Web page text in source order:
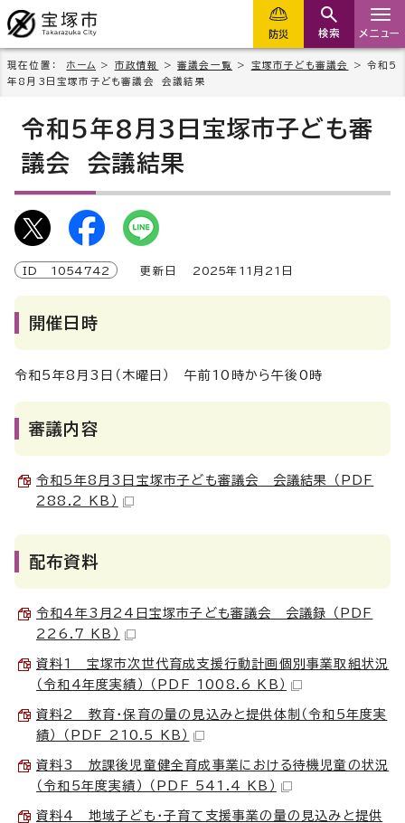
防災 検索 メニュー
現在位置： ホーム > 市政情報 >審議会一覧 > 宝塚市子ども審議会
> 令和5
年8月3日宝塚市子ども審議会 会議結果
令和5年8月3日宝塚市子ども審
議会 会議結果
ID 1054742 更新日 2025年 11 月 21 日
開催日時
令和5年8月3日（木曜日） 午前10時から午後0時
審議内容
令和5年8月3日宝塚市子ども審議会 会議結果 （PDF
288.2 KB）
配布資料
令和4年3月24日宝塚市子ども審議会 会議録 （PDF
226.7 KB）
資料1 宝塚市次世代育成支援行動計画個別事業取組状況
（令和4年度実績） （PDF 1008.6 KB）
資料2 教育・保育の量の見込みと提供体制（令和5年度実
績） （PDF 210.5 KB）
資料3 放課後児童健全育成事業における待機児童の状況
（令和5年度実績） （PDF 541.4 KB）
資料4 地域子ども・子育て支援事業の量の見込みと提供